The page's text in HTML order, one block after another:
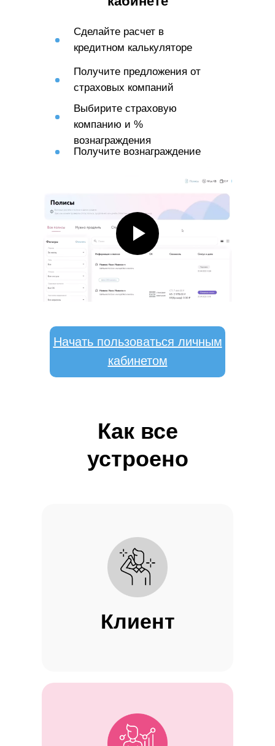
Сделайте расчет в
кредитном калькуляторе
Получите предложения от
страховых компаний
Выбирите страховую
компанию и %
вознаграждения
Получите вознаграждение
Начать пользоваться личным
кабинетом
Как все
устроено
Клиент